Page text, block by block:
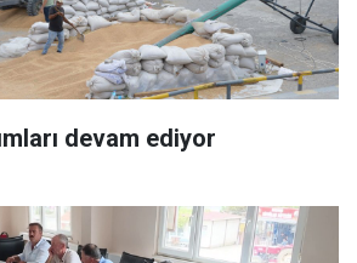
devam ediyor